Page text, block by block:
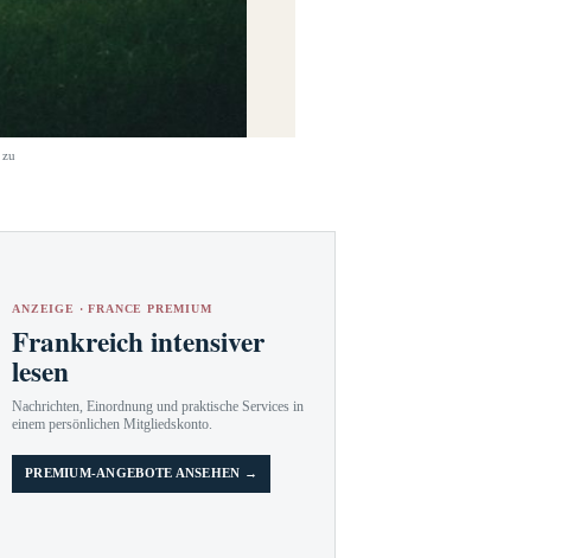
ANZEIGE · FRANCE PREMIUM
Frankreich intensiver
lesen
Nachrichten, Einordnung und praktische Services in
einem persönlichen Mitgliedskonto.
PREMIUM-ANGEBOTE ANSEHEN →